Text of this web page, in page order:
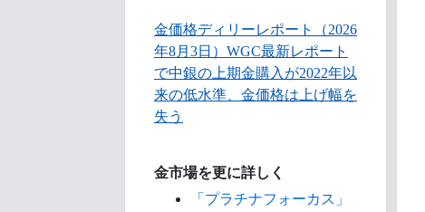
金価格ディリーレポート（2026
年8月3日）WGC最新レポート
で中銀の上期金購入が2022年以
来の低水準、金価格は上げ幅を
失う
金市場を更に詳しく
「プラチナフォーカス」